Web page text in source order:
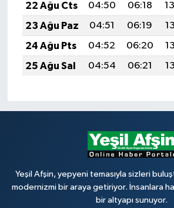
22 Ağu Cts
04:50 06:18
23 Ağu Paz
04:51 06:19
24 Ağu Pts
04:52 06:20
25 Ağu Sal
04:54 06:21
Yeşil Afşin, yepyeni temasıyla sizleri
modernizmi bir araya getiriyor. İnsanlara
bir altyapı sunuyor.